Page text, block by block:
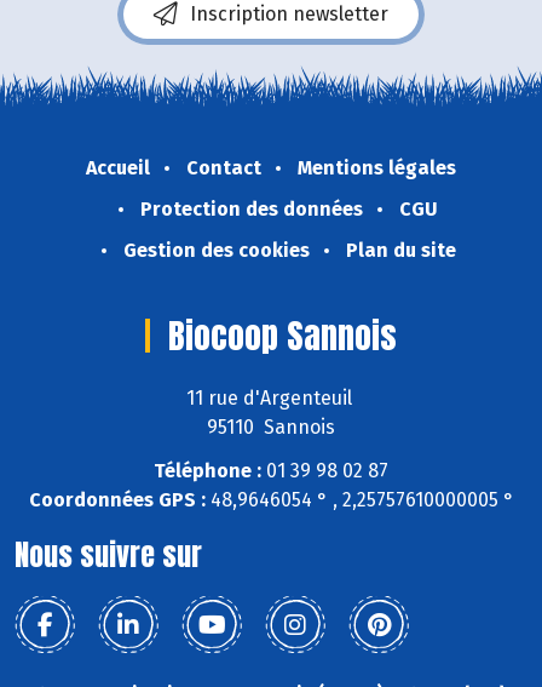
Inscription newsletter
Accueil Contact
Mentions légales
Protection des données
CGU
Gestion des cookies
Plan du site
Biocoop Sannois
11 rue d'Argenteuil
95110 Sannois
Téléphone : 01 39 98 02 87
Coordonnées GPS :48,9646054 ° , 2,25757610000005 °
Nous suivre sur